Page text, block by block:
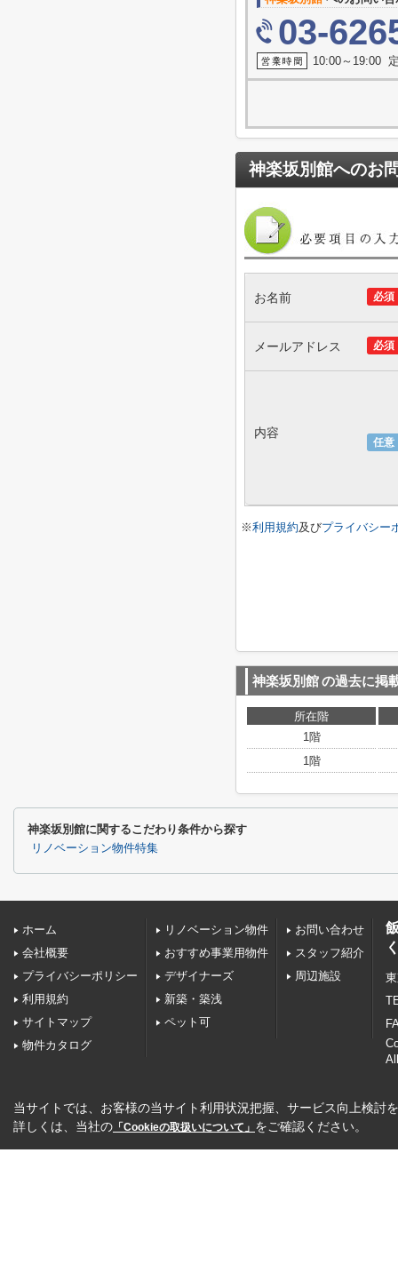
03-
10:00～19:00
神楽坂別館へのお
必須
お名前
必須
メールアドレス
任意
内容
※利用規約及びプライバシー
神楽坂別館の過去に掲
所在階
1階
1階
神楽坂別館に関するこだわり条件から探す
リノベーション物件特集
ホーム
会社概要
プライバシーポリシー
利用規約
サイトマップ
物件カタログ
リノベーション物件
おすすめ事業用物件
デザイナーズ
新築・築浅
ペット可
お問い合わせ
スタッフ紹介
周辺施設
当サイトでは、お客様の当サイト利用状況把握、サービス向上検討
詳しくは、当社の 「Cookieの取扱いについて」 をご確認ください。